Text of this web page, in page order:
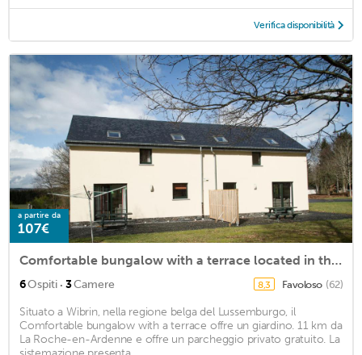
Verifica disponibilità
a partire da
107€
Comfortable bungalow with a terrace located in the Ourthedal
6Ospiti · 3Camere 8,3 Favoloso (62)
Situato a Wibrin, nella regione belga del Lussemburgo, il
Comfortable bungalow with a terrace offre un giardino. 11 km da
La Roche-en-Ardenne e offre un parcheggio privato gratuito. La